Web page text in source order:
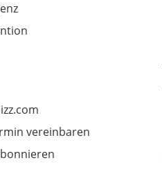
vereinbaren